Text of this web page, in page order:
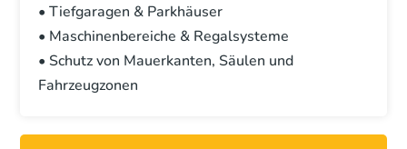
• Tiefgaragen & Parkhäuser
• Maschinenbereiche & Regalsysteme
• Schutz von Mauerkanten, Säulen und
Fahrzeugzonen